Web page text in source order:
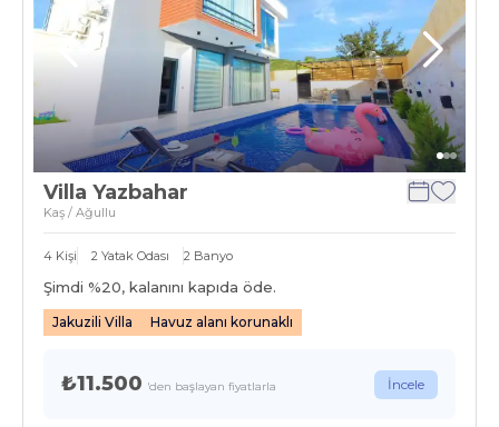
Villa Yazbahar
Kaş / Ağullu
4 Kişi 2 Yatak Odası 2 Banyo
Şimdi %20, kalanını kapıda öde.
Jakuzili Villa Havuz alanı korunaklı
₺11.500 'den başlayan fiyatlarla İncele